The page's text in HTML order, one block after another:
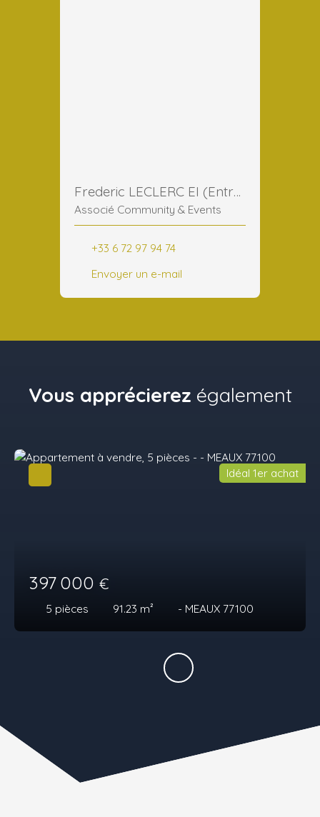
Frederic LECLERC EI (Entreprise Individuelle)
Associé Community & Events
+33 6 72 97 94 74
Envoyer un e-mail
Vous apprécierez également
397 000 €
5 pièces 91.23 m² - MEAUX 77100
Idéal 1er achat